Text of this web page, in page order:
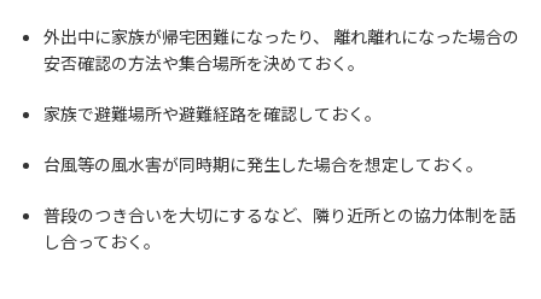
外出中に家族が帰宅困難になったり、 離れ離れになった場合の
安否確認の方法や集合場所を決めておく。
家族で避難場所や避難経路を確認しておく。
台風等の風水害が同時期に発生した場合を想定しておく。
普段のつき合いを大切にするなど、隣り近所との協力体制を話
し合っておく。